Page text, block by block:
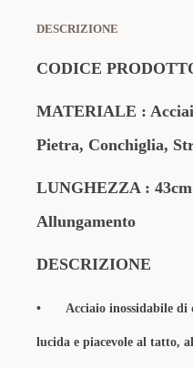
DESCRIZIONE
CODICE
MATERIALE :
Pietra, Conchiglia,
LUNGHEZZA :
Allungamento
DESCRIZIONE
• Acciaio inossidabile
lucida e piacevole al tatto,